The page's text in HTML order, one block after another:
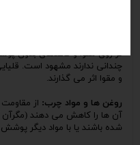
تر روی مقوا و کاغذهای بدون
و مقوا اثر می گذارند.
روغن ها و مواد چرب: از
آن ها را کاهش می دهند (مگرآن
شده باشند یا با مواد دیگر